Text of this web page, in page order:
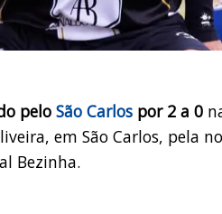
pelo São Carlos por 2 a 0
em São Carlos, pela
Bezinha.